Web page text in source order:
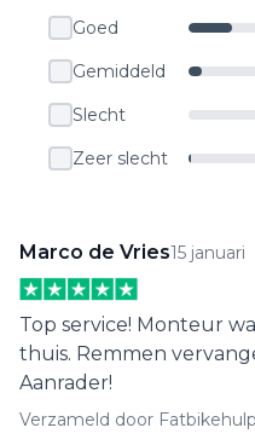
Goed
Gemiddeld
Slecht
Zeer slecht
Marco de Vries15 januari
Top service! Monteur
thuis. Remmen
Aanrader!
Verzameld door